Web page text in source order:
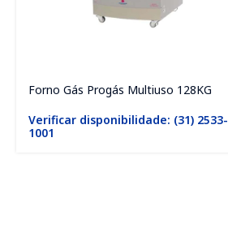
Forno Gás Progás Multiuso 128KG
Verificar disponibilidade: (31) 2533-
1001